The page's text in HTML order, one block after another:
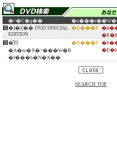
�^�C�g�� �o���ғ�
�]�Z�� DVD SPECIAL
EDITION
�R���P
�͂邩
�A�m�X�^���W�B
�f���b�N�X��
�R���P
SEARCH TOP